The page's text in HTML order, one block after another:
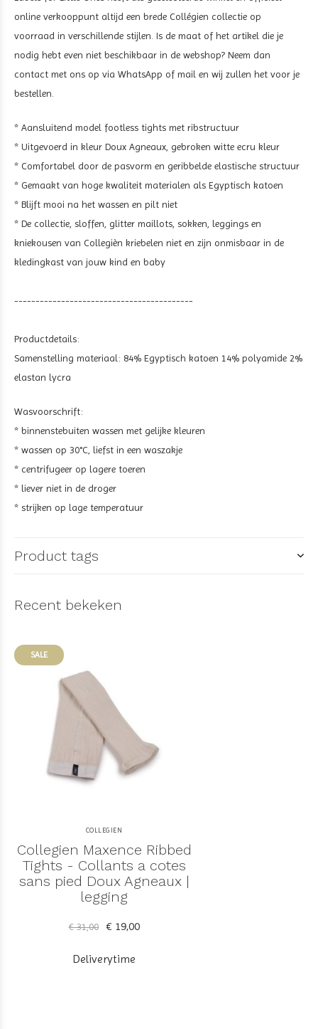
online verkooppunt altijd een brede Collégien collectie op
voorraad in verschillende stijlen. Is de maat of het artikel die je
nodig hebt even niet beschikbaar in de webshop? Neem dan
contact met ons op via WhatsApp of mail en wij zullen het voor je
bestellen.
* Aansluitend model footless tights met ribstructuur
* Uitgevoerd in kleur Doux Agneaux, gebroken witte ecru kleur
* Comfortabel door de pasvorm en geribbelde elastische structuur
* Gemaakt van hoge kwaliteit materialen als Egyptisch katoen
* Blijft mooi na het wassen en pilt niet
* De collectie, sloffen, glitter maillots, sokken, leggings en
kniekousen van Collegièn kriebelen niet en zijn onmisbaar in de
kledingkast van jouw kind en baby
------------------------------------------
Productdetails:
Samenstelling materiaal: 84% Egyptisch katoen 14% polyamide 2%
elastan lycra
Wasvoorschrift:
* binnenstebuiten wassen met gelijke kleuren
* wassen op 30°C, liefst in een waszakje
* centrifugeer op lagere toeren
* liever niet in de droger
* strijken op lage temperatuur
Product tags
Recent bekeken
SALE
COLLEGIEN
Collegien Maxence Ribbed
Tights - Collants a cotes
sans pied Doux Agneaux |
legging
€ 31,00 € 19,00
Deliverytime